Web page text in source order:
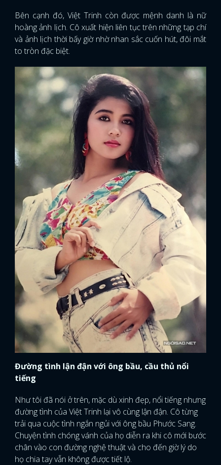
Bên cạnh đó, Việt Trinh còn được mệnh danh là nữ
hoàng ảnh lịch. Cô xuất hiện liên tục trên những tạp chí
và ảnh lịch thời bấy giờ nhờ nhan sắc cuốn hút, đôi mắt
to tròn đặc biệt.
Đường tình lận đận với ông bầu, cầu thủ nổi
tiếng
Như tôi đã nói ở trên, mặc dù xinh đẹp, nổi tiếng nhưng
đường tình của Việt Trinh lại vô cùng lận đận. Cô từng
trải qua cuộc tình ngắn ngủi với ông bầu Phước Sang.
Chuyện tình chóng vánh của họ diễn ra khi cô mới bước
chân vào con đường nghệ thuật và cho đến giờ lý do
họ chia tay vẫn không được tiết lộ.